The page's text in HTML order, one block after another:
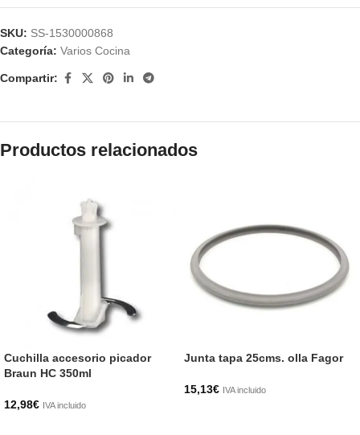
SKU: SS-1530000868
Categoría: Varios Cocina
Compartir:
Productos relacionados
Cuchilla accesorio picador
Braun HC 350ml
12,98€ IVA incluido
Junta tapa 25cms. olla Fagor
15,13€ IVA incluido